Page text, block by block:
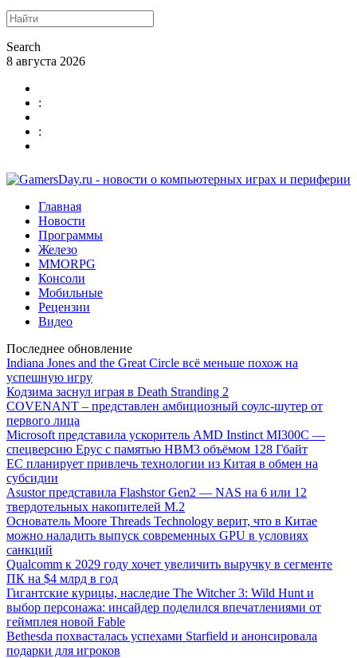
Search
8 августа 2026
:
:
Главная
Новости
Программы
Железо
MMORPG
Консоли
Мобильные
Рецензии
Видео
Последнее обновление
Indiana Jones and the Great Circle всё меньше похож на
успешную игру
Кодзима заснул играя в Death Stranding 2
COVENANT – представлен амбициозный соулс-шутер от
первого лица
Microsoft представила ускоритель AMD Instinct MI300C —
спецверсию Epyc с памятью HBM3 объёмом 128 Гбайт
ЕС планирует привлечь технологии из Китая в обмен на
субсидии
Asustor представила Flashstor Gen2 — NAS на 6 или 12
твердотельных накопителей M.2
Основатель Moore Threads Technology верит, что в Китае
можно наладить выпуск современных GPU в условиях
санкций
Qualcomm к 2029 году хочет увеличить выручку в сегменте
ПК на $4 млрд в год
Гигантские курицы, наследие The Witcher 3: Wild Hunt и
выбор персонажа: инсайдер поделился впечатлениями от
геймплея новой Fable
Bethesda похвасталась успехами Starfield и анонсировала
подарки для игроков